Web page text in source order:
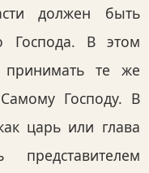
должен быть
Господа. В этом
те же
Господу. В
царь или глава
представителем